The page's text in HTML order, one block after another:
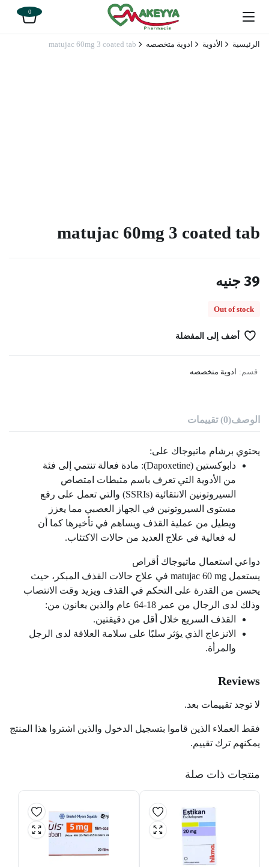
0
الرئيسية الأدوية ادوية متخصصه matujac 60mg 3 coated tab
matujac 60mg 3 coated tab
39 جنيه
Out of stock
أضف إلى المفضلة
قسم: ادوية متخصصه
الوصف(0) تقييمات
يحتوي برشام ماتيوجاك على:
دابوكستين (Dapoxetine): مادة فعالة تنتمي إلى فئة
من الأدوية التي تعرف باسم مثبطات امتصاص
السيروتونين الانتقائية (SSRIs) والتي تعمل على رفع
مستوى السيروتونين في الجهاز العصبي مما يعزز
ويطيل من عملية القذف ويساهم في تأخيرها كما أن
له فعالية في علاج العديد من حالات الاكتئاب.
دواعي استعمال ماتيوجاك أقراص
يستعمل matujac 60 mg في علاج حالات القذف المبكر، حيث
يحسن من القدرة على التحكم في القذف ويزيد وقت الانتصاب
وذلك لدى الرجال من عمر 18-64 عام والذين يعانون من:
القذف السريع خلال أقل من دقيقتين.
الانزعاج الذي يؤثر سلبًا على سلامة العلاقة لدى الرجل
والمرأة.
Reviews
لا توجد تقييمات بعد.
فقط العملاء الذين قاموا بتسجيل الدخول والذين اشتروا هذا المنتج
يمكنهم ترك تقييم.
منتجات ذات صلة